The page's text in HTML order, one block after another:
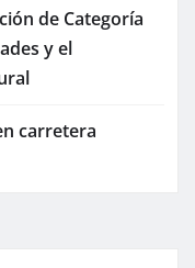
de Categoría
y el
carretera